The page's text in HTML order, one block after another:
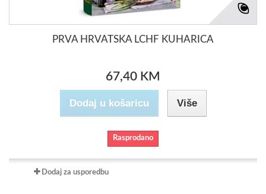
PRVA HRVATSKA LCHF KUHARICA
67,40 KM
Dodaj u košaricu Više
Rasprodano
Dodaj za usporedbu